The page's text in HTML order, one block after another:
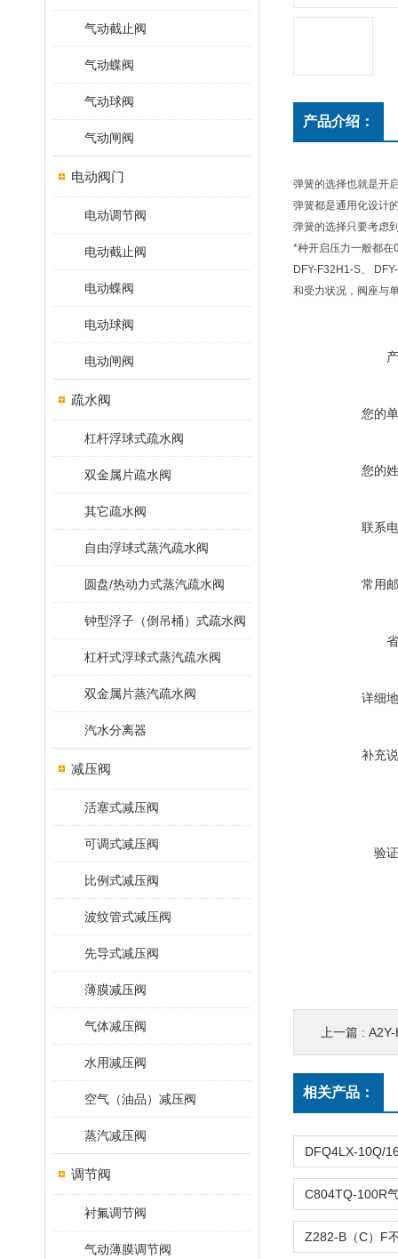
气动截止阀
气动蝶阀
气动球阀
气动闸阀
电动阀门
电动调节阀
电动截止阀
电动蝶阀
电动球阀
电动闸阀
疏水阀
杠杆浮球式疏水阀
双金属片疏水阀
其它疏水阀
自由浮球式蒸汽疏水阀
圆盘/热动力式蒸汽疏水阀
钟型浮子（倒吊桶）式疏水阀
杠杆式浮球式蒸汽疏水阀
双金属片蒸汽疏水阀
汽水分离器
减压阀
活塞式减压阀
可调式减压阀
比例式减压阀
波纹管式减压阀
先导式减压阀
薄膜减压阀
气体减压阀
水用减压阀
空气（油品）减压阀
蒸汽减压阀
调节阀
衬氟调节阀
气动薄膜调节阀
产品介绍：
弹簧的选择也就是开
弹簧都是通用化设计
弹簧的选择只要考虑
*种开启压力一般都
DFY-F32H1-S、
和受力状况，阀座与
您的
您的
联系
常用
详细
补充
验
上一篇 : A2Y-
相关产品：